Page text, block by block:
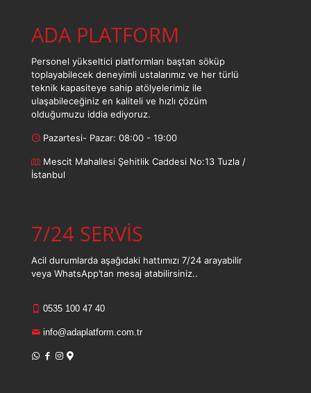
ADA PLATFORM
Personel yükseltici platformları baştan söküp
toplayabilecek deneyimli ustalarımız ve her türlü
teknik kapasiteye sahip atölyelerimiz ile
ulaşabileceğiniz en kaliteli ve hızlı çözüm
olduğumuzu iddia ediyoruz.
Pazartesi- Pazar: 08:00 - 19:00
Mescit Mahallesi Şehitlik Caddesi No:13 Tuzla /
İstanbul
7/24 SERVİS
Acil durumlarda aşağıdaki hattımızı 7/24 arayabilir
veya WhatsApp’tan mesaj atabilirsiniz..
0535 100 47 40
info@adaplatform.com.tr